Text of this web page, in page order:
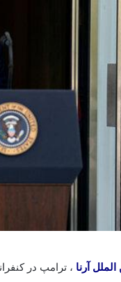
الملل آرنا ، ترامپ در